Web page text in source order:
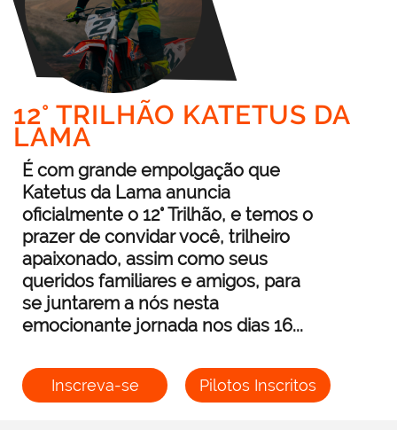
12° TRILHÃO KATETUS DA
LAMA
É com grande empolgação que
Katetus da Lama anuncia
oficialmente o 12° Trilhão, e temos o
prazer de convidar você, trilheiro
apaixonado, assim como seus
queridos familiares e amigos, para
se juntarem a nós nesta
emocionante jornada nos dias 16...
Inscreva-se Pilotos Inscritos